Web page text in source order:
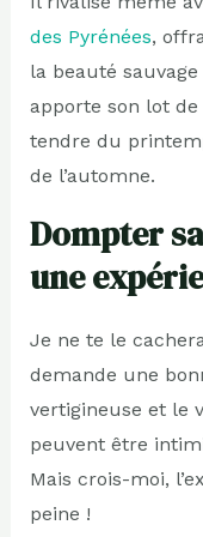
des Pyrénées,
la beauté sauvage
apporte son lot
tendre du
de l’automne.
Dompter
une
Je ne te le
demande une
vertigineuse et le
peuvent être
Mais crois-moi,
peine !